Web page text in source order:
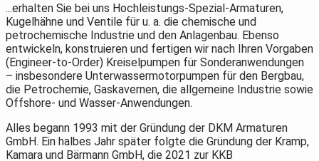
...erhalten Sie bei uns Hochleistungs-Spezial-Armaturen,
Kugelhähne und Ventile für u. a. die chemische und
petrochemische Industrie und den Anlagenbau. Ebenso
entwickeln, konstruieren und fertigen wir nach Ihren Vorgaben
(Engineer-to-Order) Kreiselpumpen für Sonderanwendungen
– insbesondere Unterwassermotorpumpen für den Bergbau,
die Petrochemie, Gaskavernen, die allgemeine Industrie sowie
Offshore- und Wasser-Anwendungen.
Alles begann 1993 mit der Gründung der DKM Armaturen
GmbH. Ein halbes Jahr später folgte die Gründung der Kramp,
Kamara und Bärmann GmbH, die 2021 zur KKB